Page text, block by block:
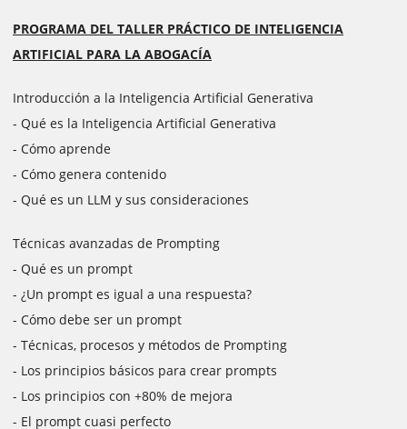
PROGRAMA DEL TALLER PRÁCTICO DE INTELIGENCIA
ARTIFICIAL PARA LA ABOGACÍA
Introducción a la Inteligencia Artificial Generativa
- Qué es la Inteligencia Artificial Generativa
- Cómo aprende
- Cómo genera contenido
- Qué es un LLM y sus consideraciones
Técnicas avanzadas de Prompting
- Qué es un prompt
- ¿Un prompt es igual a una respuesta?
- Cómo debe ser un prompt
- Técnicas, procesos y métodos de Prompting
- Los principios básicos para crear prompts
- Los principios con +80% de mejora
- El prompt cuasi perfecto